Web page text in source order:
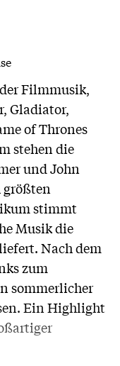
Filmmusik,
Gladiator,
of Thrones
stehen die
und John
stimmt
Musik die
Nach dem
zum
sommerlicher
Ein Highlight